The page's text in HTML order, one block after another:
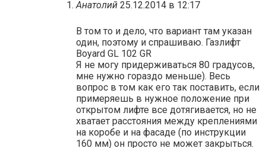
Анатолий 25.12.2014 в 12:17
В том то и дело, что вариант там указан
один, поэтому и спрашиваю. Газлифт
Boyard GL 102 GR
Я не могу придерживаться 80 градусов,
мне нужно гораздо меньше). Весь
вопрос в том как его так поставить, если
примеряешь в нужное положение при
открытом лифте все дотягивается, но не
хватает расстояния между креплениями
на коробе и на фасаде (по инструкции
160 мм) он просто не может закрыться.